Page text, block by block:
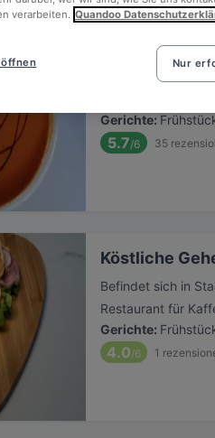
Herzallerliebst
Befindet sich in
Gerichte:
5.7/6 35
Köstliche
Befindet sich in
Restaurant für
Gerichte:
4.0/6 1
verarbeiten. Quandoo
Nur